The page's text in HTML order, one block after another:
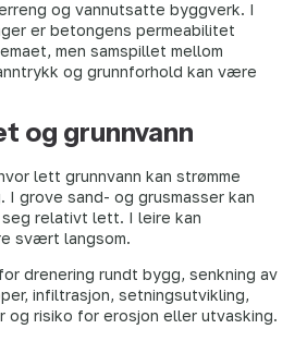
og vannutsatte byggverk. I
er betongens permeabilitet
men samspillet mellom
og grunnforhold kan være
og grunnvann
lett grunnvann kan strømme
I grove sand- og grusmasser kan
relativt lett. I leire kan
svært langsom.
drenering rundt bygg, senkning av
infiltrasjon, setningsutvikling,
og risiko for erosjon eller utvasking.